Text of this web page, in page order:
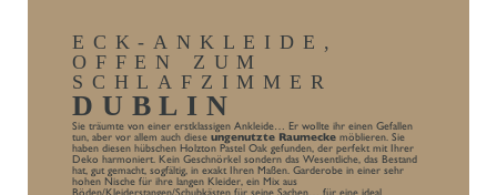
ECK-ANKLEIDE,
OFFEN ZUM
SCHLAFZIMMER
DUBLIN
Sie träumte von einer erstklassigen Ankleide… Er wollte ihr einen Gefallen
tun, aber vor allem auch diese ungenutzte Raumecke möblieren. Sie
haben diesen hübschen Holzton Pastel Oak gefunden, der perfekt mit Ihrer
Deko harmoniert. Kein Geschnörkel sondern das Wesentliche, das Bestand
hat, gut gemacht, sogfältig, in exakt Ihren Maßen. Garderobe in einer sehr
hohen Nische für ihre langen Kleider, ein Mix aus